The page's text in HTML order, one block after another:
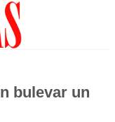
bulevar un